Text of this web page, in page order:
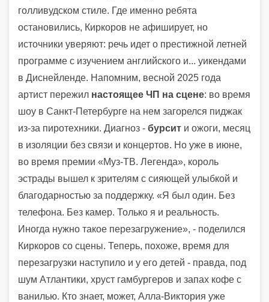
голливудском стиле. Где именно ребята
остановились, Киркоров не афиширует, но
источники уверяют: речь идет о престижной летней
программе с изучением английского и... уикендами
в Диснейленде. Напомним, весной 2025 года
артист пережил настоящее ЧП на сцене: во время
шоу в Санкт-Петербурге на нем загорелся пиджак
из-за пиротехники. Диагноз - бурсит и ожоги, месяц
в изоляции без связи и концертов. Но уже в июне,
во время премии «Муз-ТВ. Легенда», король
эстрады вышел к зрителям с сияющей улыбкой и
благодарностью за поддержку. «Я был один. Без
телефона. Без камер. Только я и реальность.
Иногда нужно такое перезагружение», - поделился
Киркоров со сцены. Теперь, похоже, время для
перезагрузки наступило и у его детей - правда, под
шум Атлантики, хруст гамбургеров и запах кофе с
ванилью. Кто знает, может, Алла-Виктория уже